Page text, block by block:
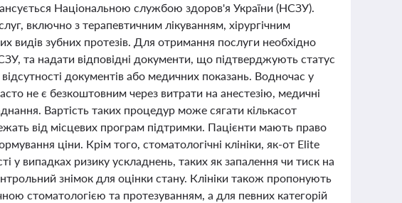
Національною службою здоров'я України (НСЗУ).
включно з терапевтичним лікуванням, хірургічним
видів зубних протезів. Для отримання послуги необхідно
та надати відповідні документи, що підтверджують статус
документів або медичних показань. Водночас у
не є безкоштовним через витрати на анестезію, медичні
Вартість таких процедур може сягати кількасот
від місцевих програм підтримки. Пацієнти мають право
ціни. Крім того, стоматологічні клініки, як-от Elite
у випадках ризику ускладнень, таких як запалення чи тиск на
знімок для оцінки стану. Клініки також пропонують
стоматологією та протезуванням, а для певних категорій